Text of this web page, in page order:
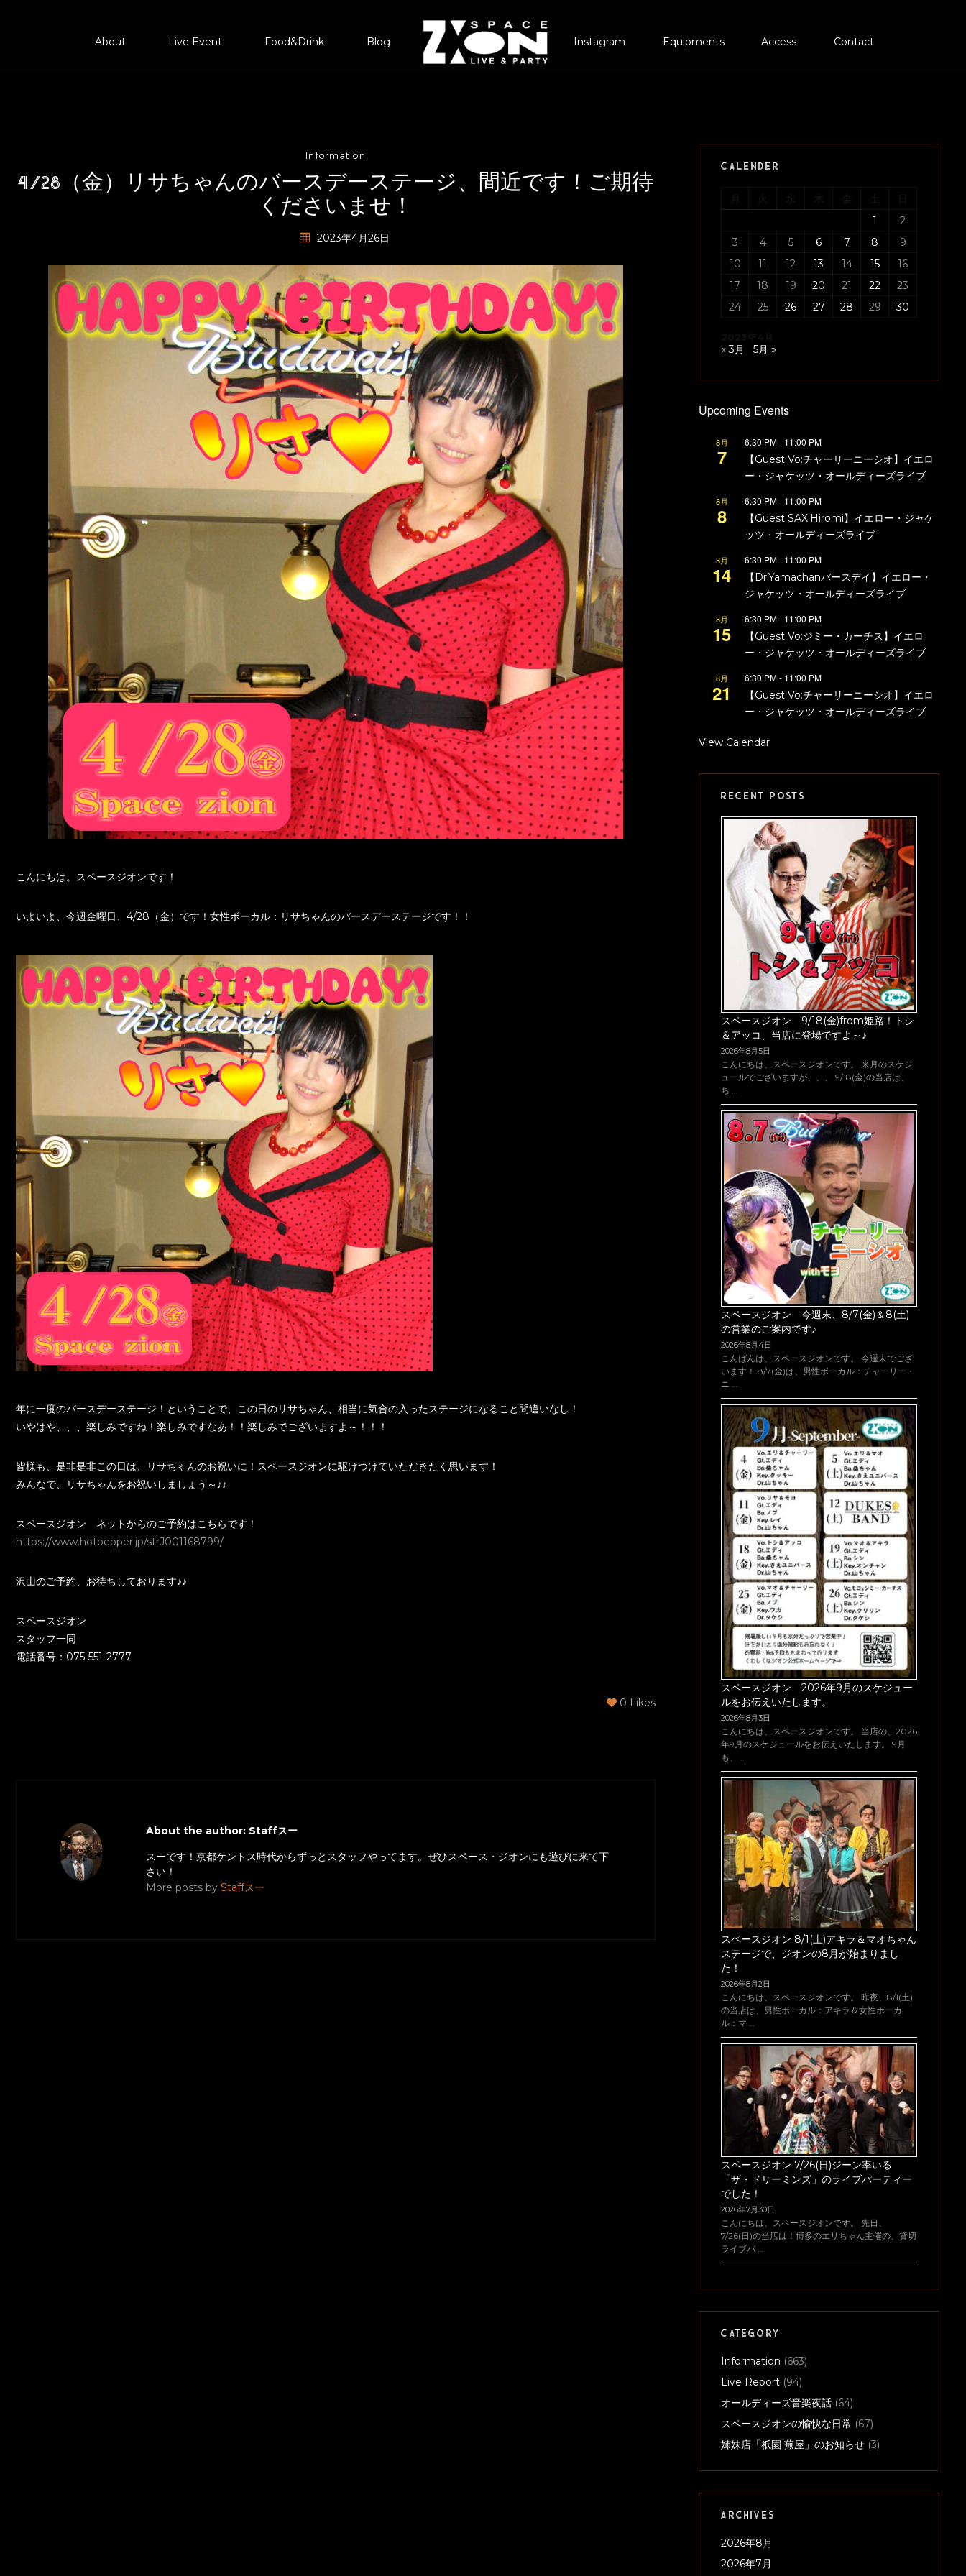
About Live Event Food&Drink Blog Instagram Equipments Access Contact
Information
4/28（金）リサちゃんのバースデーステージ、間近です！ご期待
くださいませ！
2023年4月26日
こんにちは。スペースジオンです！
いよいよ、今週金曜日、4/28（金）です！女性ボーカル：リサちゃんのバースデーステージです！！
年に一度のバースデーステージ！ということで、この日のリサちゃん、相当に気合の入ったステージになること間違いなし！
いやはや、、、楽しみですね！楽しみですなあ！！楽しみでございますよ～！！！
皆様も、是非是非この日は、リサちゃんのお祝いに！スペースジオンに駆けつけていただきたく思います！
みんなで、リサちゃんをお祝いしましょう～♪♪
スペースジオン ネットからのご予約はこちらです！
https://www.hotpepper.jp/strJ001168799/
沢山のご予約、お待ちしております♪♪
スペースジオン
スタッフ一同
電話番号：075-551-2777
0 Likes
About the author: Staffスー
スーです！京都ケントス時代からずっとスタッフやってます。ぜひスペース・ジオンにも遊びに来て下
さい！
More posts by Staffスー
CALENDER
1
2
3
4 5 6 7 8
9
10
11 12 13 14 15
16
17
18 19 20 21 22
23
24
25 26 27 28 29 30
« 3月 5月 »
Upcoming Events
8月
7
6:30 PM- 11:00 PM
【Guest Vo:チャーリーニーシオ】イエロ
ー・ジャケッツ・オールディーズライブ
8月
8
6:30 PM- 11:00 PM
【Guest SAX:Hiromi】イエロー・ジャケ
ッツ・オールディーズライブ
8月
14
6:30 PM- 11:00 PM
【Dr:Yamachanバースデイ】イエロー・
ジャケッツ・オールディーズライブ
8月
15
6:30 PM- 11:00 PM
【Guest Vo:ジミー・カーチス】イエロ
ー・ジャケッツ・オールディーズライブ
8月
21
6:30 PM- 11:00 PM
【Guest Vo:チャーリーニーシオ】イエロ
ー・ジャケッツ・オールディーズライブ
View Calendar
RECENT POSTS
スペースジオン 9/18(金)from姫路！トシ
＆アッコ、当店に登場ですよ～♪
2026年8月5日
こんにちは、スペースジオンです。 来月のスケジ
ュールでございますが、、、 9/18(金)の当店は、
ち …
スペースジオン 今週末、8/7(金)＆8(土)
の営業のご案内です♪
2026年8月4日
こんばんは、スペースジオンです。 今週末でござ
います！ 8/7(金)は、男性ボーカル：チャーリー・
ニ …
スペースジオン 2026年9月のスケジュー
ルをお伝えいたします。
2026年8月3日
こんにちは、スペースジオンです。 当店の、2026
年9月のスケジュールをお伝えいたします。 9月
も、 …
スペースジオン 8/1(土)アキラ＆マオちゃん
ステージで、ジオンの8月が始まりまし
た！
2026年8月2日
こんにちは、スペースジオンです。 昨夜、8/1(土)
の当店は、男性ボーカル：アキラ＆女性ボーカ
ル：マ …
スペースジオン 7/26(日)ジーン率いる
「ザ・ドリーミンズ」のライブパーティー
でした！
2026年7月30日
こんにちは、スペースジオンです。 先日、
7/26(日)の当店は！博多のエリちゃん主催の、貸切
ライブパ …
CATEGORY
Information (663)
Live Report (94)
オールディーズ音楽夜話 (64)
スペースジオンの愉快な日常 (67)
姉妹店「祇園 蕪屋」のお知らせ (3)
ARCHIVES
2026年8月
2026年7月